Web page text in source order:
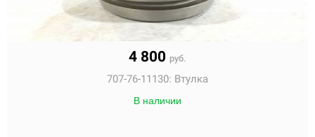
4 800 руб.
707-76-11130: Втулка
В наличии